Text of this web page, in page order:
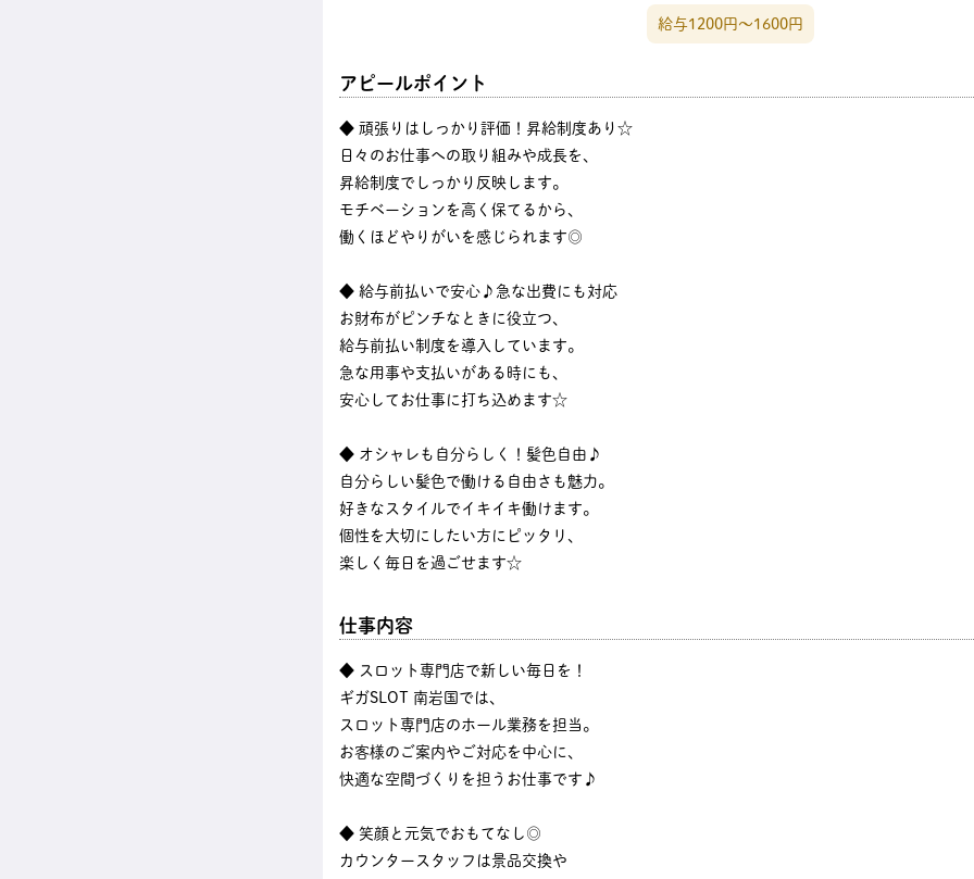
給与1200円〜1600円
アピールポイント
◆ 頑張りはしっかり評価！昇給制度あり☆
日々のお仕事への取り組みや成長を、
昇給制度でしっかり反映します。
モチベーションを高く保てるから、
働くほどやりがいを感じられます◎
◆ 給与前払いで安心♪急な出費にも対応
お財布がピンチなときに役立つ、
給与前払い制度を導入しています。
急な用事や支払いがある時にも、
安心してお仕事に打ち込めます☆
◆ オシャレも自分らしく！髪色自由♪
自分らしい髪色で働ける自由さも魅力。
好きなスタイルでイキイキ働けます。
個性を大切にしたい方にピッタリ、
楽しく毎日を過ごせます☆
仕事内容
◆ スロット専門店で新しい毎日を！
ギガSLOT 南岩国では、
スロット専門店のホール業務を担当。
お客様のご案内やご対応を中心に、
快適な空間づくりを担うお仕事です♪
◆ 笑顔と元気でおもてなし◎
カウンタースタッフは景品交換や